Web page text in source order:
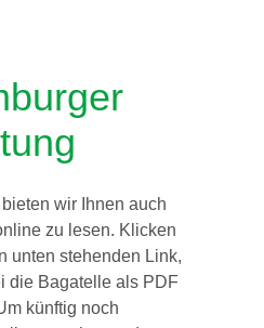
wir Ihnen auch
zu lesen. Klicken
unten stehenden Link,
die Bagatelle als PDF
künftig noch